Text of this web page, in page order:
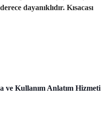
dayanıklıdır. Kısacası
ve Kullanım Anlatım Hizmeti